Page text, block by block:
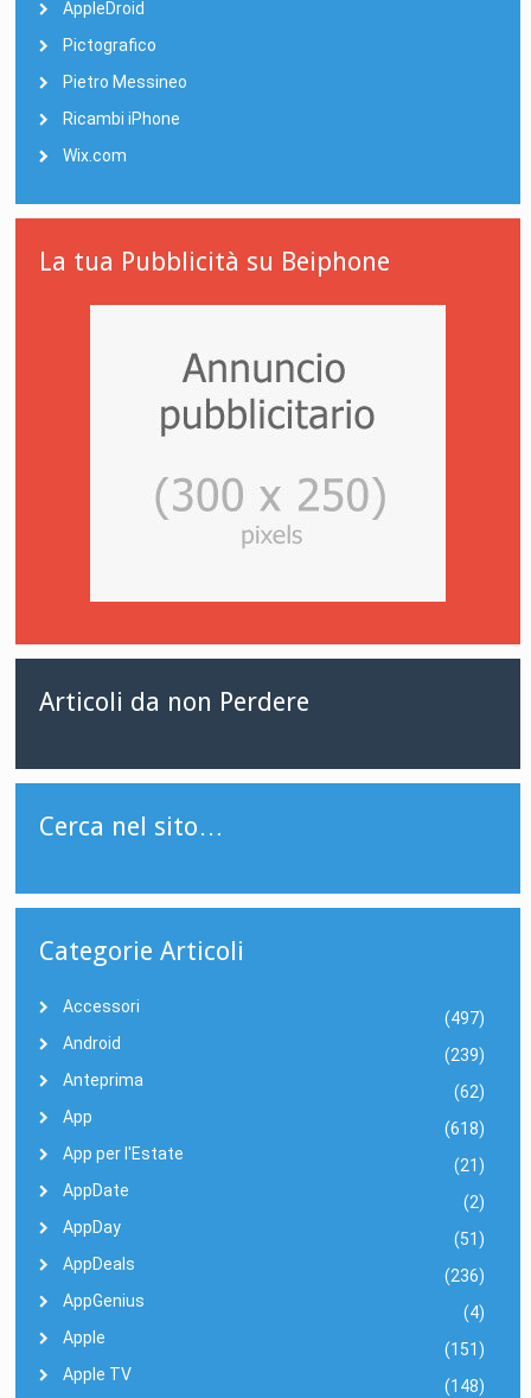
AppleDroid
Pictografico
Pietro Messineo
Ricambi iPhone
Wix.com
La tua Pubblicità su Beiphone
Articoli da non Perdere
Cerca nel sito…
Categorie Articoli
Accessori
(497)
Android
(239)
Anteprima
(62)
App
(618)
App per l'Estate
(21)
AppDate
(2)
AppDay
(51)
AppDeals
(236)
AppGenius
(4)
Apple
(151)
Apple TV
(148)